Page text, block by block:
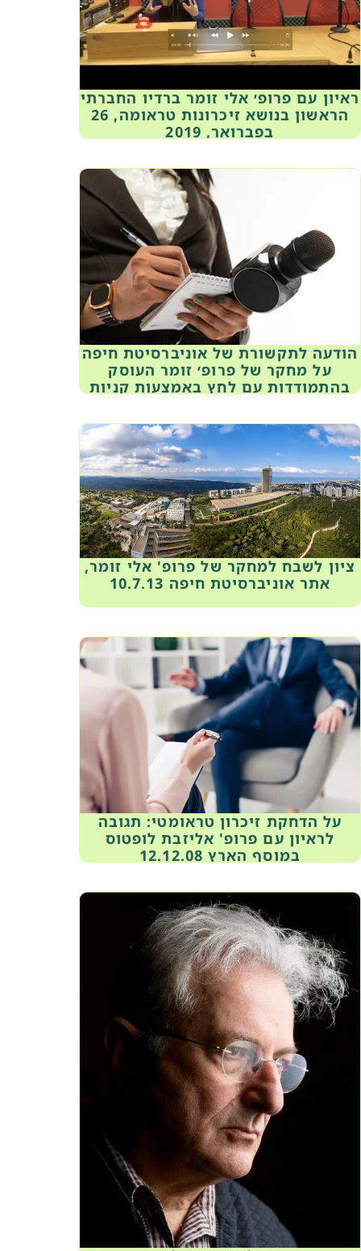
ראיון עם פרופ׳ אלי זומר ברדיו החברתי
הראשון בנושא זיכרונות טראומה, 26
בפברואר, 2019
הודעה לתקשורת של אוניברסיטת חיפה
על מחקר של פרופ׳ זומר העוסק
בהתמודדות עם לחץ באמצעות קניות
ציון לשבח למחקר של פרופ' אלי זומר,
אתר אוניברסיטת חיפה 10.7.13
על הדחקת זיכרון טראומטי: תגובה
לראיון עם פרופ' אליזבת לופטוס
במוסף הארץ 12.12.08